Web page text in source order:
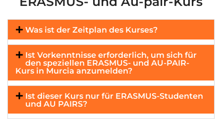
Was ist der Zeitplan des Kurses?
Ist Vorkenntnisse erforderlich, um sich für
den speziellen ERASMUS- und AU-PAIR-
Kurs in Murcia anzumelden?
Ist dieser Kurs nur für ERASMUS-Studenten
und AU PAIRS?